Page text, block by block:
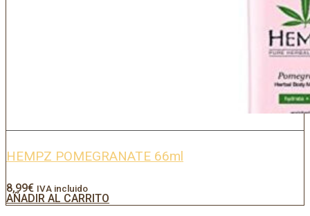
HEMPZ POMEGRANATE 66ml
8,99€ IVA incluido
AÑADIR AL CARRITO